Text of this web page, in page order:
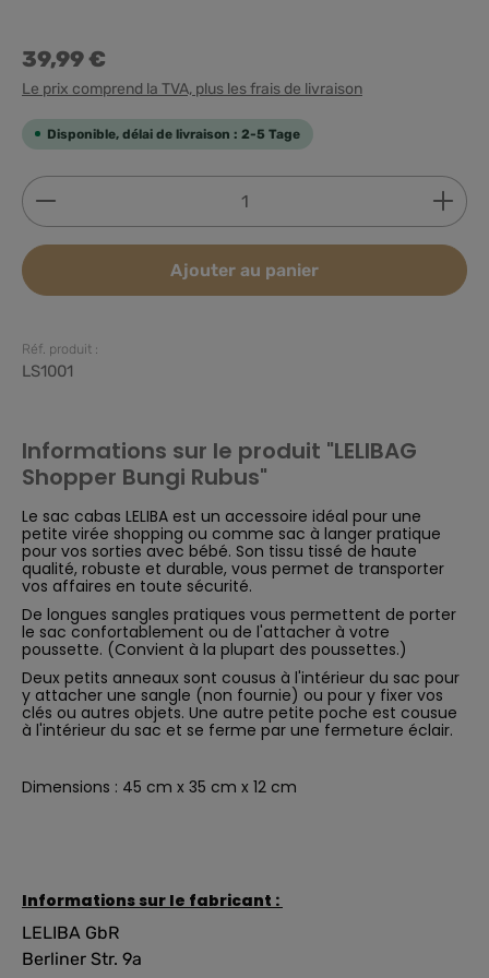
39,99 €
Le prix comprend la TVA, plus les frais de livraison
Disponible, délai de livraison : 2-5 Tage
Quantité de produit : Entrez la quantité
Ajouter au panier
Réf. produit :
LS1001
Informations sur le produit "LELIBAG
Shopper Bungi Rubus"
Le sac cabas LELIBA est un accessoire idéal pour une
petite virée shopping ou comme sac à langer pratique
pour vos sorties avec bébé. Son tissu tissé de haute
qualité, robuste et durable, vous permet de transporter
vos affaires en toute sécurité.
De longues sangles pratiques vous permettent de porter
le sac confortablement ou de l'attacher à votre
poussette. (Convient à la plupart des poussettes.)
Deux petits anneaux sont cousus à l'intérieur du sac pour
y attacher une sangle (non fournie) ou pour y fixer vos
clés ou autres objets. Une autre petite poche est cousue
à l'intérieur du sac et se ferme par une fermeture éclair.
Dimensions : 45 cm x 35 cm x 12 cm
Informations sur le fabricant :
LELIBA GbR
Berliner Str. 9a